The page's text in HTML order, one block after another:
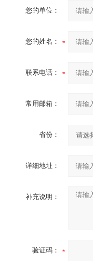
您的单位：
您的姓名：
联系电话：
常用邮箱：
省份：
详细地址：
补充说明：
验证码：